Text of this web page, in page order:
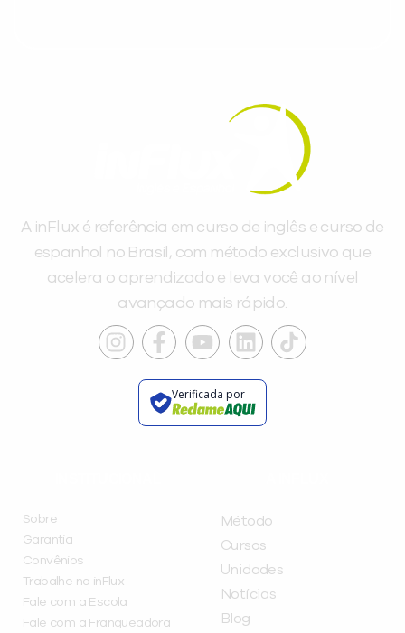
A inFlux é referência em curso de inglês e curso de
espanhol no Brasil, com método exclusivo que
acelera o aprendizado e leva você ao nível
avançado mais rápido.
Verificada por
Sobre
Garantia
Convênios
Trabalhe na inFlux
Fale com a Escola
Fale com a Franqueadora
Método
Cursos
Unidades
Notícias
Blog